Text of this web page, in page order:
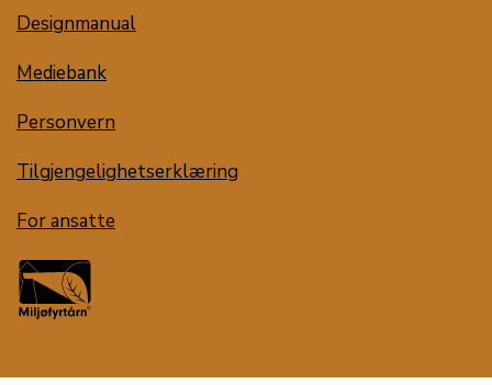
Designmanual
Mediebank
Personvern
Tilgjengelighetserklæring
For ansatte